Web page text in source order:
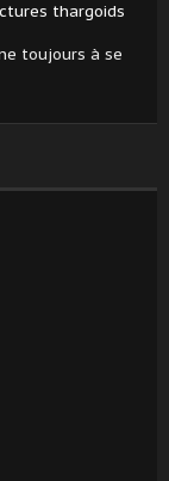
thargoids
toujours à se